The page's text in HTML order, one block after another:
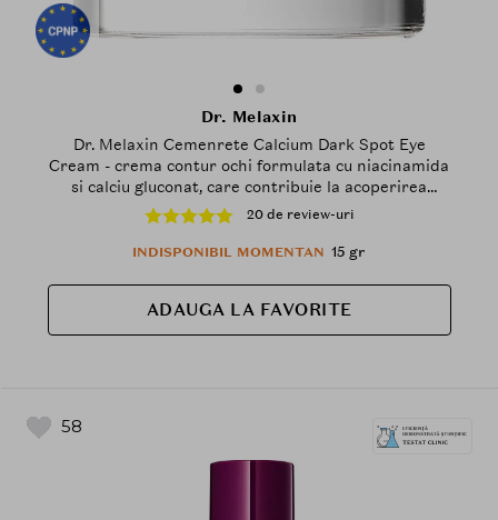
Dr. Melaxin
Dr. Melaxin Cemenrete Calcium Dark Spot Eye
Cream - crema contur ochi formulata cu niacinamida
si calciu gluconat, care contribuie la acoperirea
discreta a cearcanelor si la iluminarea zonei ochilor -
20 de review-uri
INDISPONIBIL MOMENTAN 15 gr
ADAUGA LA FAVORITE
58